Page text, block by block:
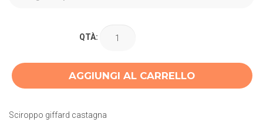
QTÀ:
AGGIUNGI AL CARRELLO
Sciroppo giffard castagna